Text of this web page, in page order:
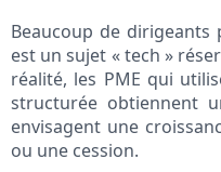
Beaucoup de dirigeants
est un sujet « tech »
réalité, les PME qui
structurée obtiennent
envisagent une
ou une cession.